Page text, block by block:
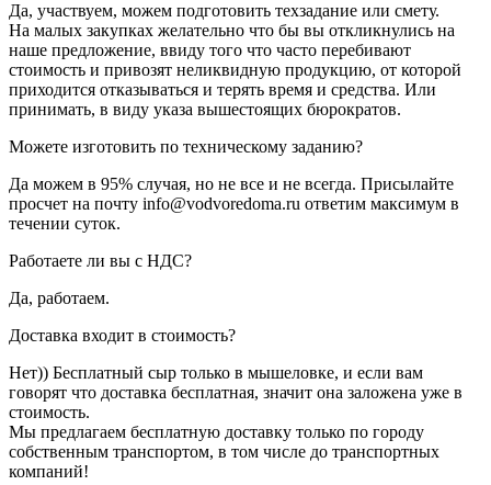
Да, участвуем, можем подготовить техзадание или смету.
На малых закупках желательно что бы вы откликнулись на
наше предложение, ввиду того что часто перебивают
стоимость и привозят неликвидную продукцию, от которой
приходится отказываться и терять время и средства. Или
принимать, в виду указа вышестоящих бюрократов.
Можете изготовить по техническому заданию?
Да можем в 95% случая, но не все и не всегда. Присылайте
просчет на почту info@vodvoredoma.ru ответим максимум в
течении суток.
Работаете ли вы с НДС?
Да, работаем.
Доставка входит в стоимость?
Нет)) Бесплатный сыр только в мышеловке, и если вам
говорят что доставка бесплатная, значит она заложена уже в
стоимость.
Мы предлагаем бесплатную доставку только по городу
собственным транспортом, в том числе до транспортных
компаний!